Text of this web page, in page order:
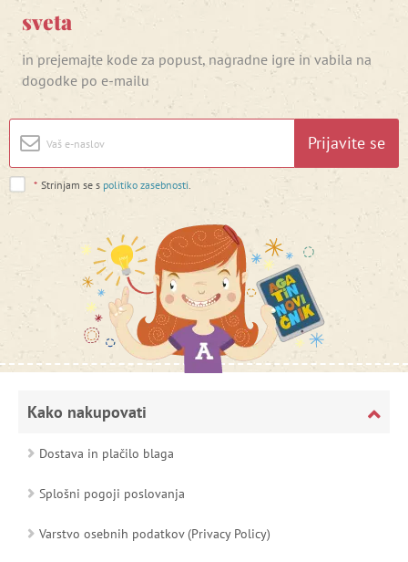
sveta
in prejemajte kode za popust, nagradne igre in vabila na
dogodke po e-mailu
Prijavite se
* Strinjam se s politiko zasebnosti.
Kako nakupovati
Dostava in plačilo blaga
Splošni pogoji poslovanja
Varstvo osebnih podatkov (Privacy Policy)